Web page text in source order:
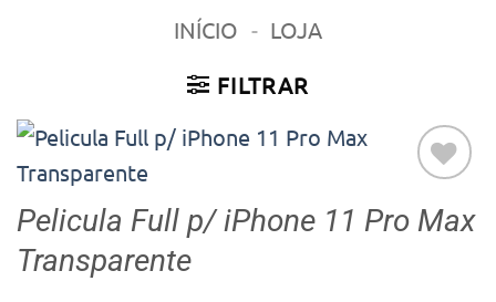
INÍCIO - LOJA
FILTRAR
Adicionar
aos meus
Pelicula Full p/ iPhone 11 Pro Max
Transparente